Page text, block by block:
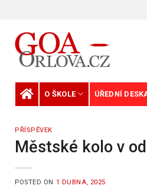
O ŠKOLE ÚŘEDNÍ
PŘÍSPĚVEK
Městské kolo v
POSTED ON 1 DUBNA, 2025